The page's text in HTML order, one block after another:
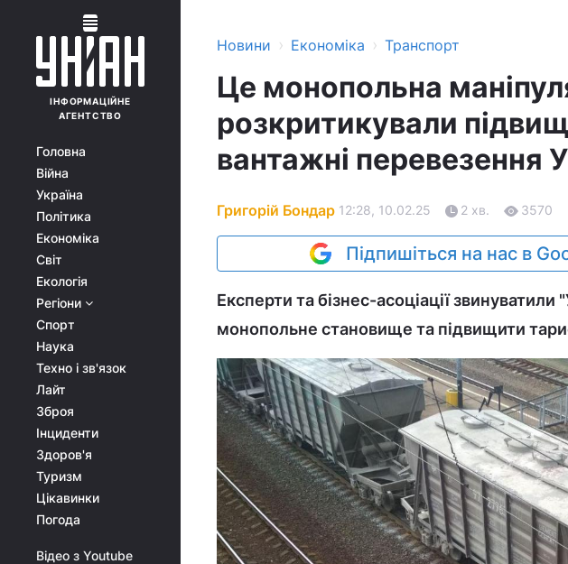
ІНФОРМАЦІЙНЕ
АГЕНТСТВО
Головна
Війна
Україна
Політика
Економіка
Світ
Екологія
Регіони
Спорт
Наука
Техно і зв'язок
Лайт
Зброя
Інциденти
Здоров'я
Туризм
Цікавинки
Погода
Відео з Youtube
Новини › Економіка › Транспорт
Це монопольна
розкритикували
вантажні перевезення
Григорій Бондар 12:28, 10.02.25 2 хв. 3570
Підпишіться на нас в
Експерти та бізнес-асоціації
монопольне становище та підвищити